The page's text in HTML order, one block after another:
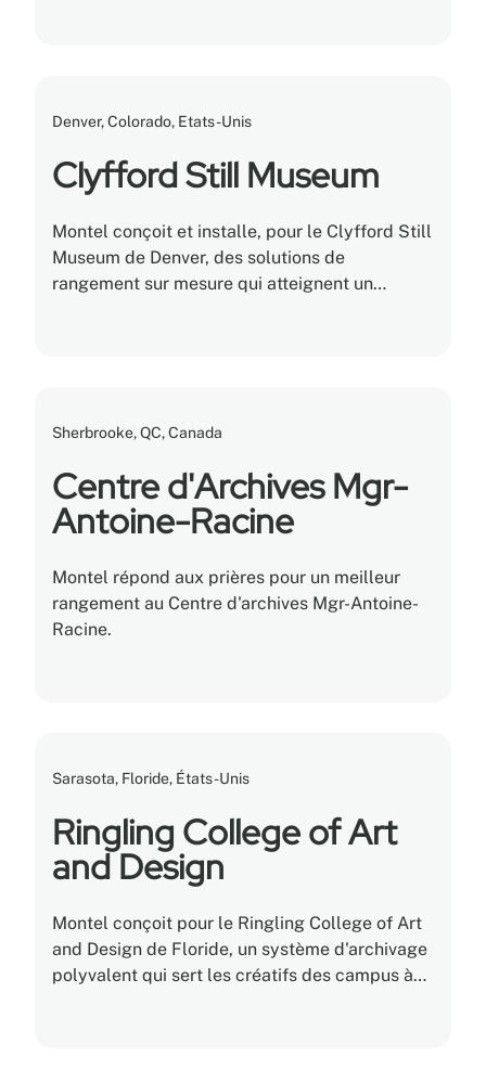
Denver, Colorado, Etats-Unis
Clyfford Still Museum
Montel conçoit et installe, pour le Clyfford Still
Museum de Denver, des solutions de
rangement sur mesure qui atteignent un
Sherbrooke, QC, Canada
Centre d'Archives Mgr-
Antoine-Racine
Montel répond aux prières pour un meilleur
rangement au Centre d'archives Mgr-Antoine-
Racine.
Sarasota, Floride, États-Unis
Ringling College of Art
and Design
Montel conçoit pour le Ringling College of Art
and Design de Floride, un système d'archivage
polyvalent qui sert les créatifs des campus à